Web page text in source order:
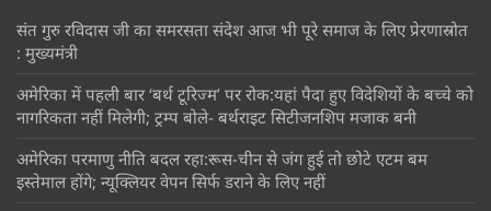
संत गुरु रविदास जी का समरसता संदेश आज भी पूरे समाज के लिए प्रेरणास्रोत
: मुख्यमंत्री
अमेरिका में पहली बार ‘बर्थ टूरिज्म’ पर रोक:यहां पैदा हुए विदेशियों के बच्चे को
नागरिकता नहीं मिलेगी; ट्रम्प बोले- बर्थराइट सिटीजनशिप मजाक बनी
अमेरिका परमाणु नीति बदल रहा:रूस-चीन से जंग हुई तो छोटे एटम बम
इस्तेमाल होंगे; न्यूक्लियर वेपन सिर्फ डराने के लिए नहीं